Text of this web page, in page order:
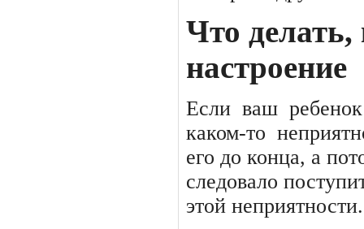
Что делать,
настроение
Если ваш ребенок
каком-то
его до конца, а
следовало
этой неприятности.